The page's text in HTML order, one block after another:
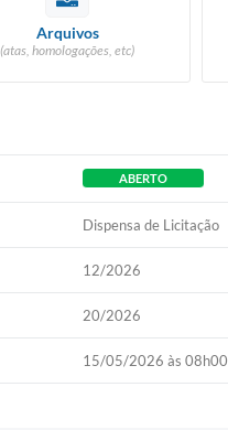
Arquivos
(atas, homologações, etc)
ABERTO
Dispensa de Licitação
12/2026
20/2026
15/05/2026 às 08h00